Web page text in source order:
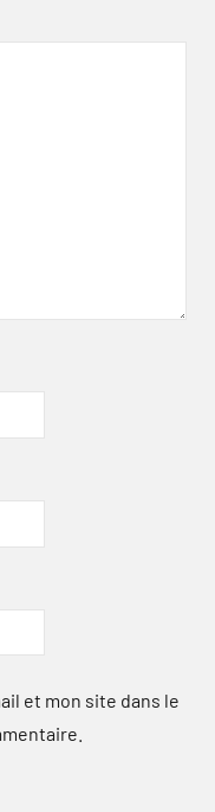
et mon site dans le